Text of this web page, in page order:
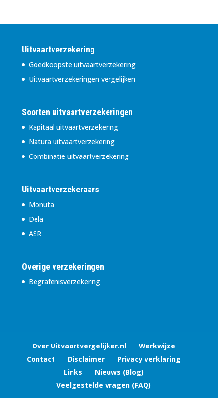
Uitvaartverzekering
Goedkoopste uitvaartverzekering
Uitvaartverzekeringen vergelijken
Soorten uitvaartverzekeringen
Kapitaal uitvaartverzekering
Natura uitvaartverzekering
Combinatie uitvaartverzekering
Uitvaartverzekeraars
Monuta
Dela
ASR
Overige verzekeringen
Begrafenisverzekering
Over Uitvaartvergelijker.nl
Werkwijze
Contact
Disclaimer
Privacy verklaring
Links
Nieuws (Blog)
Veelgestelde vragen (FAQ)